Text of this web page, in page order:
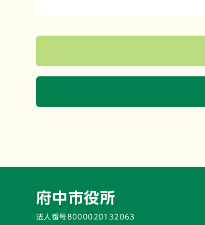
府中市役所
法人番号8000020132063